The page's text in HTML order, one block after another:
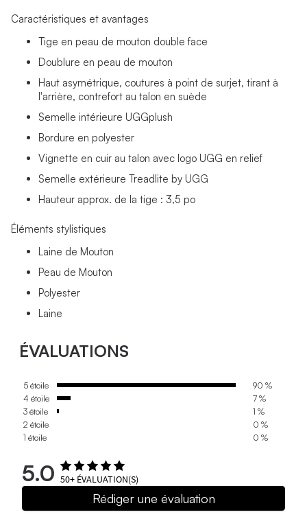
Caractéristiques et avantages
Tige en peau de mouton double face
Doublure en peau de mouton
Haut asymétrique, coutures à point de surjet, tirant à
l'arrière, contrefort au talon en suède
Semelle intérieure UGGplush
Bordure en polyester
Vignette en cuir au talon avec logo UGG en relief
Semelle extérieure Treadlite by UGG
Hauteur approx. de la tige : 3,5 po
Éléments stylistiques
Laine de Mouton
Peau de Mouton
Polyester
Laine
ÉVALUATIONS
5 étoile
90 %
4 étoile
7 %
3 étoile
1 %
2 étoile
0 %
1 étoile
0 %
5.0 50+ ÉVALUATION(S)
Rédiger une évaluation